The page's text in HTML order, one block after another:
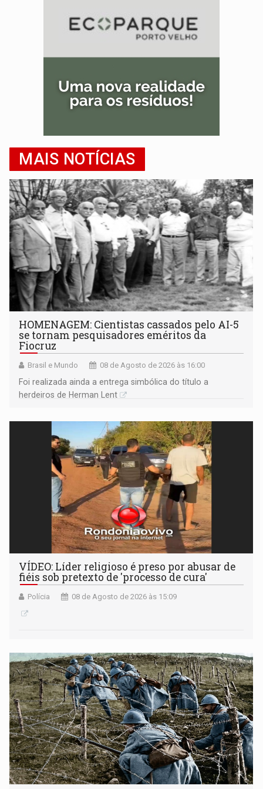
MAIS NOTÍCIAS
HOMENAGEM: Cientistas cassados pelo AI-5
se tornam pesquisadores eméritos da
Fiocruz
Brasil e Mundo 08 de Agosto de 2026 às 16:00
Foi realizada ainda a entrega simbólica do título a
herdeiros de Herman Lent
VÍDEO: Líder religioso é preso por abusar de
fiéis sob pretexto de 'processo de cura'
Polícia 08 de Agosto de 2026 às 15:09